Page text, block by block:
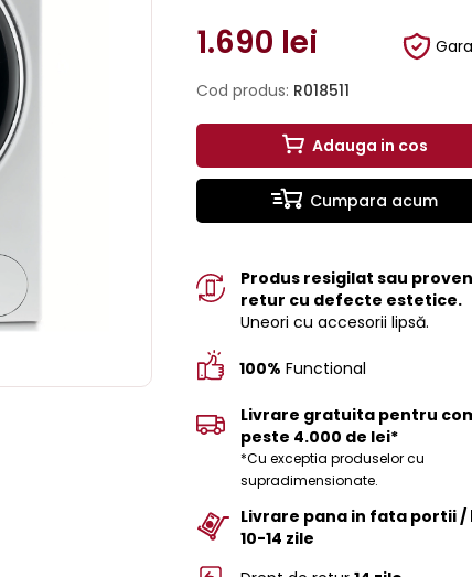
1.690 lei
Cod produs: R018511
Adauga in cos
Cumpara acum
Produs resigilat sau
retur cu defecte estetice.
Uneori cu accesorii lipsă.
100% Functional
Livrare gratuita pentru
peste 4.000 de lei*
*Cu exceptia produselor cu
supradimensionate.
Livrare pana in fata portii /
10-14 zile